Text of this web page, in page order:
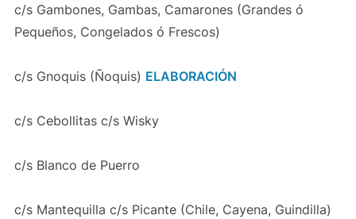
c/s Gambones, Gambas, Camarones (Grandes ó
Pequeños, Congelados ó Frescos)
c/s Gnoquis (Ñoquis) ELABORACIÓN
c/s Cebollitas c/s Wisky
c/s Blanco de Puerro
c/s Mantequilla c/s Picante (Chile, Cayena, Guindilla)